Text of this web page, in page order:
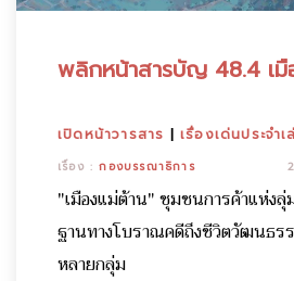
พลิกหน้าสารบัญ 48.4 เมื
เปิดหน้าวารสาร |เรื่องเด่นประจำเ
เรื่อง :กองบรรณาธิการ
"เมืองแม่ต้าน" ชุมชนการค้าแห่งลุ่
ฐานทางโบราณคดีถึงชีวิตวัฒนธร
หลายกลุ่ม